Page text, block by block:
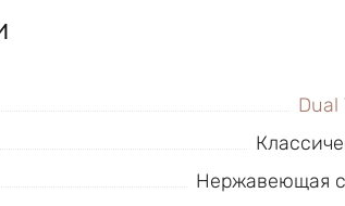
Dual
Нержавеющая